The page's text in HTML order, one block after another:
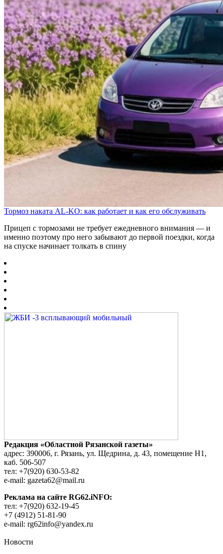
Тормоз наката AL-KO: как работает и как его обслуживать
Прицеп с тормозами не требует ежедневного внимания — и
именно поэтому про него забывают до первой поездки, когда
на спуске начинает толкать в спину
Редакция «Областной Рязанской газеты»
адрес: 390006, г. Рязань, ул. Щедрина, д. 43, помещение Н1,
каб. 506-507
тел: +7(920) 630-53-82
e-mail: gazeta62@mail.ru
Реклама на сайте RG62.iNFO:
тел: +7(920) 632-19-45
+7 (4912) 51-81-90
e-mail: rg62info@yandex.ru
Новости